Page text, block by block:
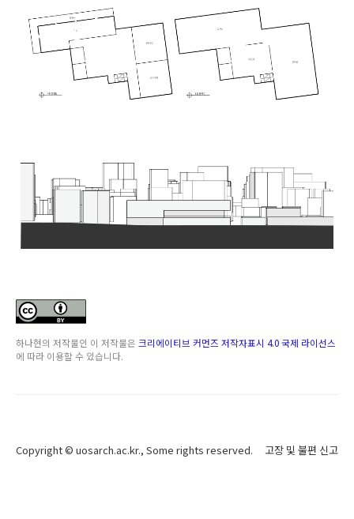
하나현의 저작물인 이 저작물은 크리에이티브 커먼즈 저작자표시 4.0 국제 라이선스
에 따라 이용할 수 있습니다.
Copyright © uosarch.ac.kr., Some rights reserved. 고장 및 불편 신고